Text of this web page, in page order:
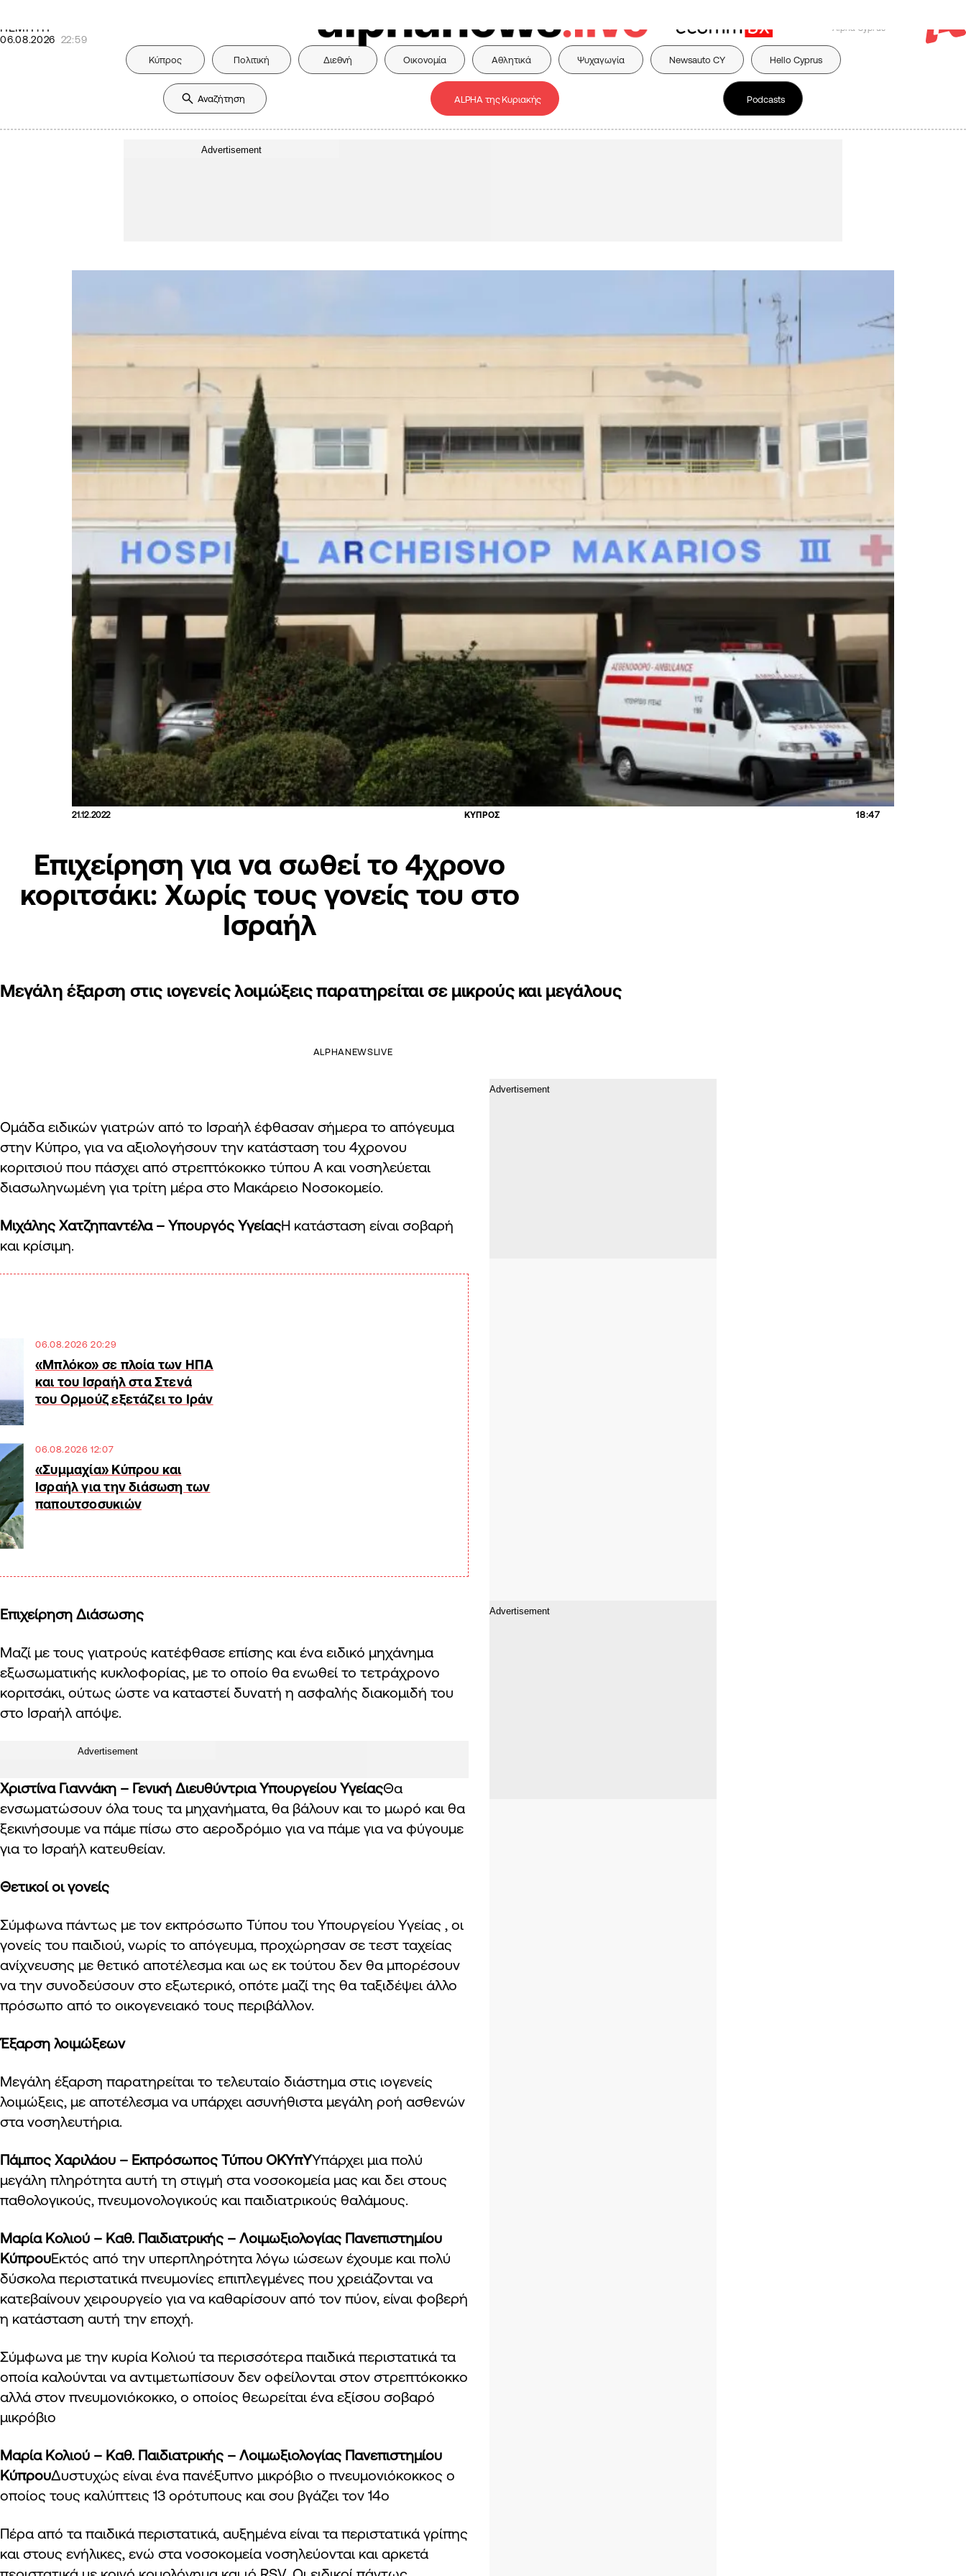
ΠΕΜΠΤΗ
06.08.2026 22:59
Κύπρος Πολιτική Διεθνή Οικονομία Αθλητικά Ψυχαγωγία Newsauto CY Hello Cyprus
ALPHA της Κυριακής Podcasts
Advertisement
21.12.2022 ΚΥΠΡΟΣ 18:47
Επιχείρηση για να σωθεί το 4χρονο
κοριτσάκι: Χωρίς τους γονείς του στο
Ισραήλ
Μεγάλη έξαρση στις ιογενείς λοιμώξεις παρατηρείται σε μικρούς και μεγάλους
ALPHANEWSLIVE
Ομάδα ειδικών γιατρών από το Ισραήλ έφθασαν σήμερα το απόγευμα
στην Κύπρο, για να αξιολογήσουν την κατάσταση του 4χρονου
κοριτσιού που πάσχει από στρεπτόκοκκο τύπου Α και νοσηλεύεται
διασωληνωμένη για τρίτη μέρα στο Μακάρειο Νοσοκομείο.
Μιχάλης Χατζηπαντέλα – Υπουργός ΥγείαςΗ κατάσταση είναι σοβαρή
και κρίσιμη.
06.08.2026 20:29
«Μπλόκο» σε πλοία των ΗΠΑ
και του Ισραήλ στα Στενά
του Ορμούζ εξετάζει το Ιράν
06.08.2026 12:07
«Συμμαχία» Κύπρου και
Ισραήλ για την διάσωση των
παπουτσοσυκιών
Επιχείρηση Διάσωσης
Μαζί με τους γιατρούς κατέφθασε επίσης και ένα ειδικό μηχάνημα
εξωσωματικής κυκλοφορίας, με το οποίο θα ενωθεί το τετράχρονο
κοριτσάκι, ούτως ώστε να καταστεί δυνατή η ασφαλής διακομιδή του
στο Ισραήλ απόψε.
Advertisement
Χριστίνα Γιαννάκη – Γενική Διευθύντρια Υπουργείου ΥγείαςΘα
ενσωματώσουν όλα τους τα μηχανήματα, θα βάλουν και το μωρό και θα
ξεκινήσουμε να πάμε πίσω στο αεροδρόμιο για να πάμε για να φύγουμε
για το Ισραήλ κατευθείαν.
Θετικοί οι γονείς
Σύμφωνα πάντως με τον εκπρόσωπο Τύπου του Υπουργείου Υγείας , οι
γονείς του παιδιού, νωρίς το απόγευμα, προχώρησαν σε τεστ ταχείας
ανίχνευσης με θετικό αποτέλεσμα και ως εκ τούτου δεν θα μπορέσουν
να την συνοδεύσουν στο εξωτερικό, οπότε μαζί της θα ταξιδέψει άλλο
πρόσωπο από το οικογενειακό τους περιβάλλον.
Έξαρση λοιμώξεων
Μεγάλη έξαρση παρατηρείται το τελευταίο διάστημα στις ιογενείς
λοιμώξεις, με αποτέλεσμα να υπάρχει ασυνήθιστα μεγάλη ροή ασθενών
στα νοσηλευτήρια.
Πάμπος Χαριλάου – Εκπρόσωπος Τύπου ΟΚΥπΥΥπάρχει μια πολύ
μεγάλη πληρότητα αυτή τη στιγμή στα νοσοκομεία μας και δει στους
παθολογικούς, πνευμονολογικούς και παιδιατρικούς θαλάμους.
Μαρία Κολιού – Καθ. Παιδιατρικής – Λοιμωξιολογίας Πανεπιστημίου
ΚύπρουΕκτός από την υπερπληρότητα λόγω ιώσεων έχουμε και πολύ
δύσκολα περιστατικά πνευμονίες επιπλεγμένες που χρειάζονται να
κατεβαίνουν χειρουργείο για να καθαρίσουν από τον πύον, είναι φοβερή
η κατάσταση αυτή την εποχή.
Σύμφωνα με την κυρία Κολιού τα περισσότερα παιδικά περιστατικά τα
οποία καλούνται να αντιμετωπίσουν δεν οφείλονται στον στρεπτόκοκκο
αλλά στον πνευμονιόκοκκο, ο οποίος θεωρείται ένα εξίσου σοβαρό
μικρόβιο
Μαρία Κολιού – Καθ. Παιδιατρικής – Λοιμωξιολογίας Πανεπιστημίου
ΚύπρουΔυστυχώς είναι ένα πανέξυπνο μικρόβιο ο πνευμονιόκοκκος ο
οποίος τους καλύπτεις 13 ορότυπους και σου βγάζει τον 14ο
Πέρα από τα παιδικά περιστατικά, αυξημένα είναι τα περιστατικά γρίπης
και στους ενήλικες, ενώ στα νοσοκομεία νοσηλεύονται και αρκετά